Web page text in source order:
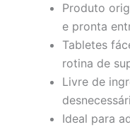
Produto
e pronta
Tabletes
rotina de
Livre de
Ideal para